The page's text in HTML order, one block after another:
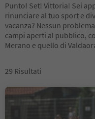
Punto! Set! Vittoria! Sei
rinunciare al tuo sport e
vacanza? Nessun
campi aperti al pubblico,
Merano e quello di
29 Risultati